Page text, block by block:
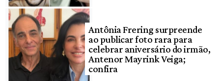
Antônia Frering surpreende
ao publicar foto rara para
celebrar aniversário do irmão,
Antenor Mayrink Veiga;
confira